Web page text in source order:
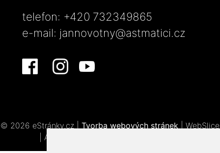
telefon: +420 732349865
e-mail: jannovotny@astmatici.cz
© 2026 eStránky.cz Tvorba webových stránek
WebSlice
Aktualizováno: 3. 8. 2026